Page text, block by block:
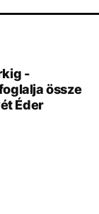
-
össze
Éder